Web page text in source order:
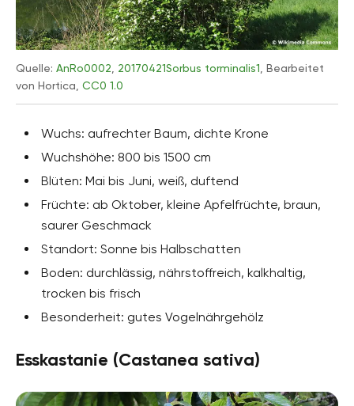
Quelle: AnRo0002 20170421Sorbus torminalis1 , Bearbeitet
von Hortica, CC0 1.0
Wuchs: aufrechter Baum, dichte Krone
Wuchshöhe: 800 bis 1500 cm
Blüten: Mai bis Juni, weiß, duftend
Früchte: ab Oktober, kleine Apfelfrüchte, braun,
saurer Geschmack
Standort: Sonne bis Halbschatten
Boden: durchlässig, nährstoffreich, kalkhaltig,
trocken bis frisch
Besonderheit: gutes Vogelnährgehölz
Esskastanie (Castanea sativa)